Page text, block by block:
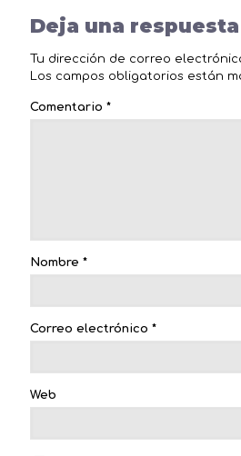
Deja una respuesta
Tu dirección de correo
Los campos obligatorios están
Comentario *
Nombre *
Correo electrónico *
Web